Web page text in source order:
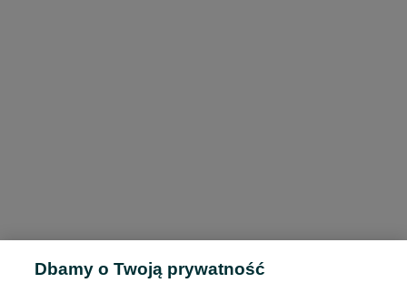
Dbamy o Twoją prywatność